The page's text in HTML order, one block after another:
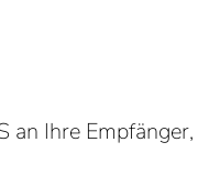
an Ihre